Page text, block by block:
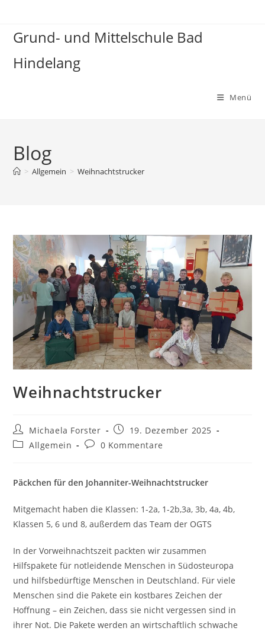
springen
Grund- und Mittelschule Bad
Hindelang
Menü
Blog
> Allgemein > Weihnachtstrucker
Weihnachtstrucker
Beitrags-
Autor:
Michaela Forster
Beitrag
veröffentlicht:
19. Dezember 2025
Beitrags-
Allgemein
Beitrags-
0 Kommentare
Päckchen für den Johanniter-Weihnachtstrucker
Mitgemacht haben die Klassen: 1-2a, 1-2b,3a, 3b, 4a, 4b,
Klassen 5, 6 und 8, außerdem das Team der OGTS
In der Vorweihnachtszeit packten wir zusammen
Hilfspakete für notleidende Menschen in Südosteuropa
und hilfsbedürftige Menschen in Deutschland. Für viele
Menschen sind die Pakete ein kostbares Zeichen der
Hoffnung – ein Zeichen, dass sie nicht vergessen sind in
ihrer Not. Die Pakete werden an wirtschaftlich schwache